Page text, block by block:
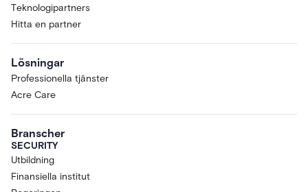
Teknologipartners
Hitta en partner
Lösningar
Professionella tjänster
Acre Care
Branscher
SECURITY
Utbildning
Finansiella institut